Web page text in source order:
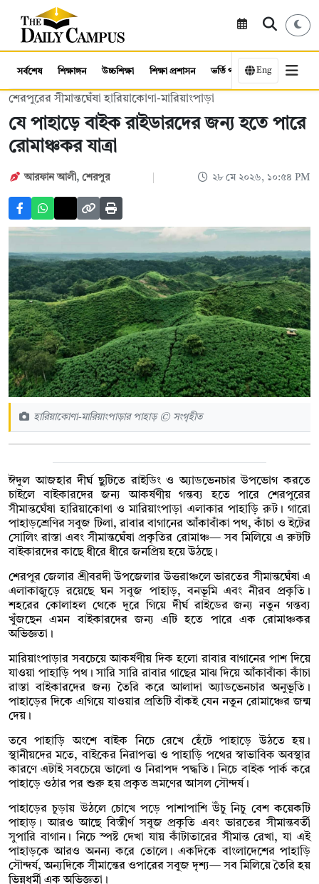
সর্বশেষ শিক্ষাঙ্গন উচ্চশিক্ষা শিক্ষা প্রশাসন ভর্তি পরীক্ষা কর্মসংস্থান
Eng
শেরপুরের সীমান্তঘেঁষা হারিয়াকোণা-মারিয়াংপাড়া
যে পাহাড়ে বাইক রাইডারদের জন্য হতে পারে
রোমাঞ্চকর যাত্রা
আরফান আলী, শেরপুর ২৮ মে ২০২৬, ১০:৫৪ PM
হারিয়াকোণা-মারিয়াংপাড়ার পাহাড় © সংগৃহীত
ঈদুল আজহার দীর্ঘ ছুটিতে রাইডিং ও অ্যাডভেনচার উপভোগ করতে
চাইলে বাইকারদের জন্য আকর্ষণীয় গন্তব্য হতে পারে শেরপুরের
সীমান্তঘেঁষা হারিয়াকোণা ও মারিয়াংপাড়া এলাকার পাহাড়ি রুট। গারো
পাহাড়শ্রেণির সবুজ টিলা, রাবার বাগানের আঁকাবাঁকা পথ, কাঁচা ও ইটের
সোলিং রাস্তা এবং সীমান্তঘেঁষা প্রকৃতির রোমাঞ্চ— সব মিলিয়ে এ রুটটি
বাইকারদের কাছে ধীরে ধীরে জনপ্রিয় হয়ে উঠছে।
শেরপুর জেলার শ্রীবরদী উপজেলার উত্তরাঞ্চলে ভারতের সীমান্তঘেঁষা এ
এলাকাজুড়ে রয়েছে ঘন সবুজ পাহাড়, বনভূমি এবং নীরব প্রকৃতি।
শহরের কোলাহল থেকে দূরে গিয়ে দীর্ঘ রাইডের জন্য নতুন গন্তব্য
খুঁজছেন এমন বাইকারদের জন্য এটি হতে পারে এক রোমাঞ্চকর
অভিজ্ঞতা।
মারিয়াংপাড়ার সবচেয়ে আকর্ষণীয় দিক হলো রাবার বাগানের পাশ দিয়ে
যাওয়া পাহাড়ি পথ। সারি সারি রাবার গাছের মাঝ দিয়ে আঁকাবাঁকা কাঁচা
রাস্তা বাইকারদের জন্য তৈরি করে আলাদা অ্যাডভেনচার অনুভূতি।
পাহাড়ের দিকে এগিয়ে যাওয়ার প্রতিটি বাঁকই যেন নতুন রোমাঞ্চের জন্ম
দেয়।
তবে পাহাড়ি অংশে বাইক নিচে রেখে হেঁটে পাহাড়ে উঠতে হয়।
স্থানীয়দের মতে, বাইকের নিরাপত্তা ও পাহাড়ি পথের স্বাভাবিক অবস্থার
কারণে এটাই সবচেয়ে ভালো ও নিরাপদ পদ্ধতি। নিচে বাইক পার্ক করে
পাহাড়ে ওঠার পর শুরু হয় প্রকৃত ভ্রমণের আসল সৌন্দর্য।
পাহাড়ের চূড়ায় উঠলে চোখে পড়ে পাশাপাশি উঁচু নিচু বেশ কয়েকটি
পাহাড়। আরও আছে বিস্তীর্ণ সবুজ প্রকৃতি এবং ভারতের সীমান্তবর্তী
সুপারি বাগান। নিচে স্পষ্ট দেখা যায় কাঁটাতারের সীমান্ত রেখা, যা এই
পাহাড়কে আরও অনন্য করে তোলে। একদিকে বাংলাদেশের পাহাড়ি
সৌন্দর্য, অন্যদিকে সীমান্তের ওপারের সবুজ দৃশ্য— সব মিলিয়ে তৈরি হয়
ভিন্নধর্মী এক অভিজ্ঞতা।